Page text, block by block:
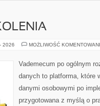
2026 MOŻLIWOŚĆ
Vademecum po ogólnym
danych to platforma, które
danymi osobowymi po
przygotowana z myślą o